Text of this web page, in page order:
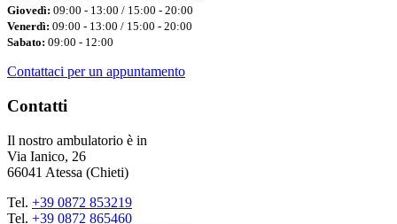
Giovedì: 09:00 - 13:00 / 15:00 - 20:00
Venerdì: 09:00 - 13:00 / 15:00 - 20:00
Sabato: 09:00 - 12:00
Contattaci per un appuntamento
Contatti
Il nostro ambulatorio è in
Via Ianico, 26
66041 Atessa (Chieti)
Tel. +39 0872 853219
Tel. +39 0872 865460